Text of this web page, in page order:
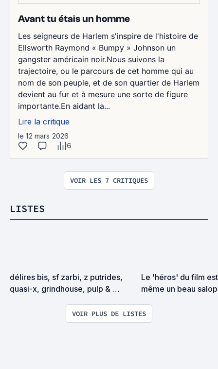
Avant tu étais un homme
Les seigneurs de Harlem s'inspire de l'histoire de
Ellsworth Raymond « Bumpy » Johnson un
gangster américain noir.Nous suivons la
trajectoire, ou le parcours de cet homme qui au
nom de son peuple, et de son quartier de Harlem
devient au fur et à mesure une sorte de figure
importante.En aidant la...
Lire la critique
le 12 mars 2026
6
VOIR LES 7 CRITIQUES
LISTES
délires bis, sf zarbi, z putrides,
quasi-x, grindhouse, pulp &
Le 'héros' du film
même un beau
VOIR PLUS DE LISTES